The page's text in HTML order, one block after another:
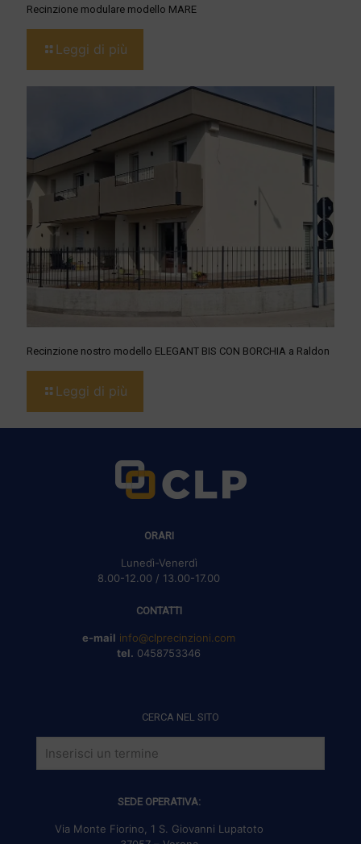
Recinzione modulare modello MARE
Leggi di più
Recinzione nostro modello ELEGANT BIS CON BORCHIA a Raldon
Leggi di più
ORARI
Lunedì-Venerdì
8.00-12.00 / 13.00-17.00
CONTATTI
e-mail info@clprecinzioni.com
tel. 0458753346
CERCA NEL SITO
SEDE OPERATIVA:
Via Monte Fiorino, 1 S. Giovanni Lupatoto